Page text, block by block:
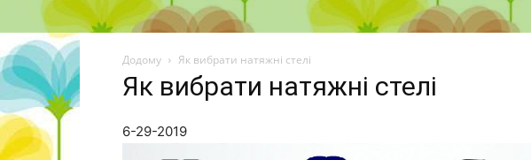
Додому Як вибрати натяжні стелі
Як вибрати натяжні стелі
6-29-2019